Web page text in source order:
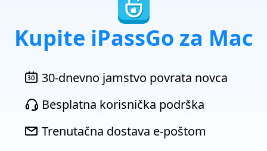
Kupite iPassGo za Mac
30-dnevno jamstvo povrata novca
Besplatna korisnička podrška
Trenutačna dostava e-poštom